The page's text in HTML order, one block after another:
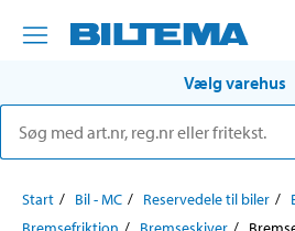
Vælg varehus
Start Bil - MC Reservedele til biler